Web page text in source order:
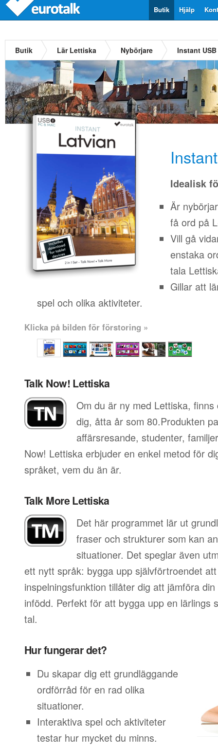
Hjälp
Butik
Butik Lär Lettiska Nybörjare Instant
Idealisk
Är
få ord på
Vill gå
enstaka
tala
Gillar att
spel och olika aktiviteter.
Klicka på bilden för förstoring »
Talk Now! Lettiska
Om du är ny med Lettiska,
dig, åtta år som 80.Produkten
affärsresande, studenter,
Now! Lettiska erbjuder en enkel metod för
språket, vem du än är.
Talk More Lettiska
Det här programmet lär ut
fraser och strukturer som kan
situationer. Det speglar även
ett nytt språk: bygga upp självförtroendet att
inspelningsfunktion tillåter dig att jämföra
infödd. Perfekt för att bygga upp en lärlings
tal.
Hur fungerar det?
Du skapar dig ett grundläggande
ordförråd för en rad olika
situationer.
Interaktiva spel och aktiviteter
testar hur mycket du minns.